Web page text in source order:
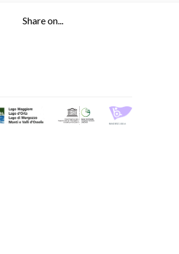
Share on...